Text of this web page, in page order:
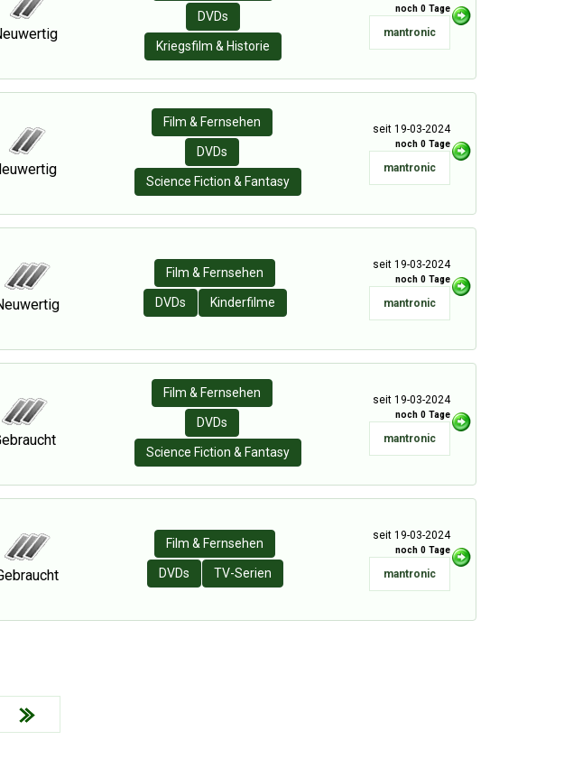
DVDs
Kriegsfilm & Historie
noch 0 Tage
mantronic
Film & Fernsehen
DVDs
Science Fiction & Fantasy
seit 19-03-2024
noch 0 Tage
mantronic
Film & Fernsehen
DVDs Kinderfilme
seit 19-03-2024
noch 0 Tage
mantronic
Film & Fernsehen
DVDs
Science Fiction & Fantasy
seit 19-03-2024
noch 0 Tage
mantronic
Film & Fernsehen
DVDs TV-Serien
seit 19-03-2024
noch 0 Tage
mantronic